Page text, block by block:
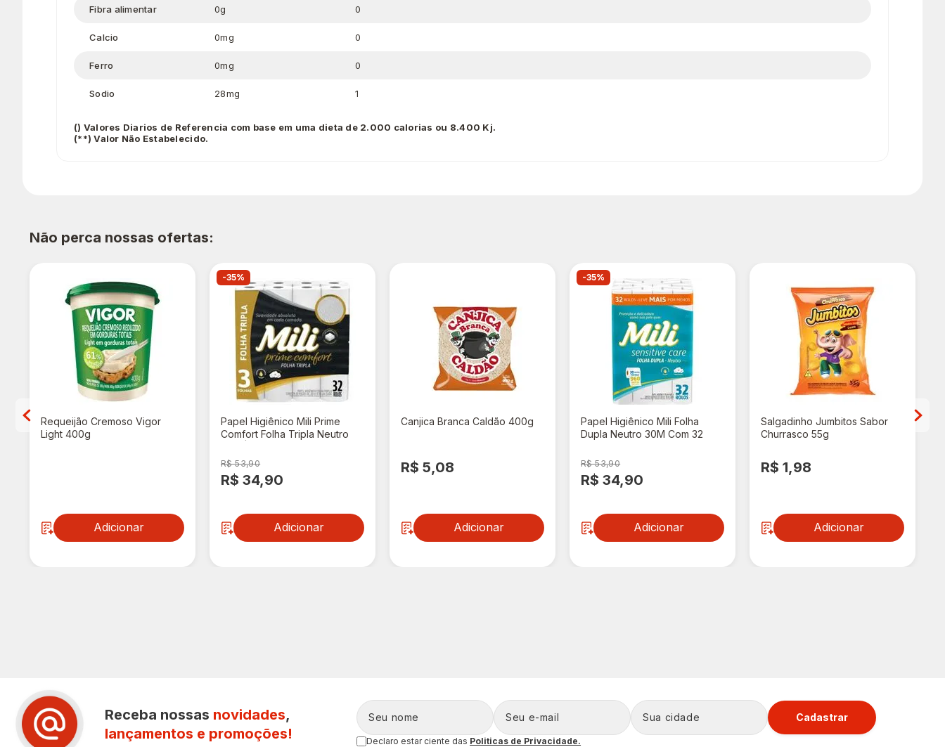
Fibra alimentar 0g 0
Calcio 0mg 0
Ferro 0mg 0
Sodio 28mg 1
() Valores Diarios de Referencia com base em uma dieta de 2.000 calorias ou 8.400 Kj.
(**) Valor Não Estabelecido.
Não perca nossas ofertas:
Requeijão Cremoso Vigor
Light 400g
Adicionar
-35%
Papel Higiênico Mili Prime
Comfort Folha Tripla Neutro
R$ 53,90
R$ 34,90
Adicionar
Canjica Branca Caldão 400g
R$ 5,08
Adicionar
-35%
Papel Higiênico Mili Folha
Dupla Neutro 30M Com 32
R$ 53,90
R$ 34,90
Adicionar
Salgadinho Jumbitos Sabor
Churrasco 55g
R$ 1,98
Adicionar
Receba nossas novidades,
lançamentos e promoções!
Cadastrar
Declaro estar ciente das Politicas de Privacidade.